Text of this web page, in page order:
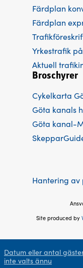
Datum eller antal
inte valts ännu
Färdplan
Färdplan
Yrkestrafik
Aktuell
Broschyrer
Cykelkarta
Göta kanals
Göta kanal-
Hantering
Site produced by